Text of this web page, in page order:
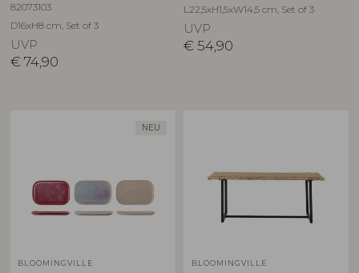
82073103
D16xH8 cm, Set of 3
UVP
€ 74,90
L22,5xH1,5xW14,5 cm, Set of 3
UVP
€ 54,90
NEU
BLOOMINGVILLE BLOOMINGVILLE